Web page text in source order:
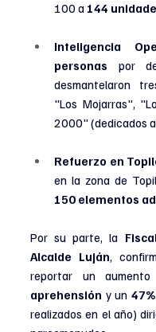
100 a 144
Inteligencia
personas por
desmantelaron
"Los Mojarras",
2000" (dedicados
Refuerzo en
150 elementos
Por su parte, la
Alcalde Luján,
reportar un
aprehensión y un
realizados en el año)